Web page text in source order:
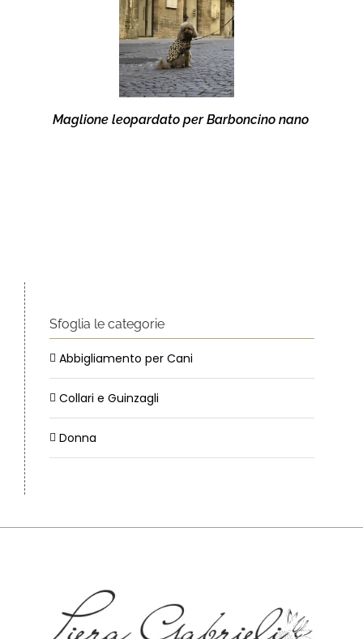
Maglione leopardato per Barboncino nano
Sfoglia le categorie
Abbigliamento per Cani
Collari e Guinzagli
Donna